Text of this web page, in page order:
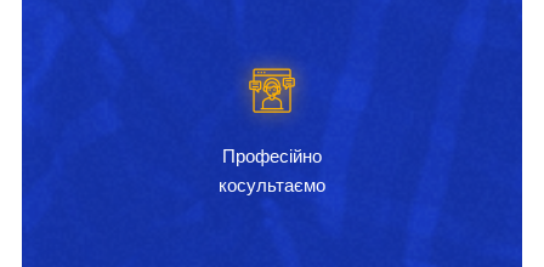
Професійно
косультаємо